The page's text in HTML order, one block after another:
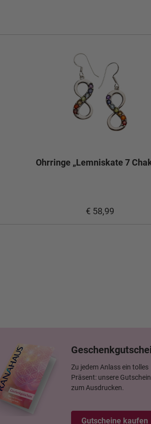
Ohrringe „Lemniskate 7
€ 58,99
Zu jedem Anlass ein tolles
Präsent: unsere
zum Ausdrucken.
Gutscheine kaufen